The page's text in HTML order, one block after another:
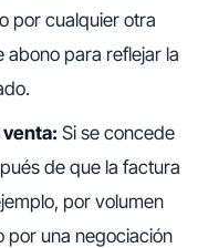
por cualquier otra
abono para reflejar la
Si se concede
de que la factura
por volumen
por una negociación